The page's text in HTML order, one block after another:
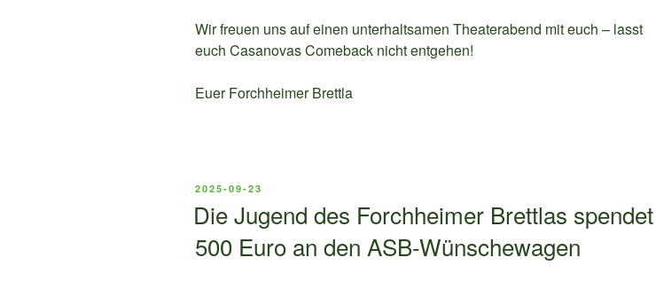
Wir freuen uns auf einen unterhaltsamen Theaterabend mit euch – lasst
euch Casanovas Comeback nicht entgehen!
Euer Forchheimer Brettla
VERÖFFENTLICHT
2025-09-23
Die Jugend des Forchheimer Brettlas spendet
500 Euro an den ASB-Wünschewagen